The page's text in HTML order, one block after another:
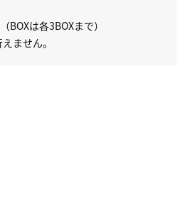
BOXは各3BOXまで）
ません。